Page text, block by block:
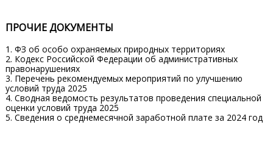
ПРОЧИЕ ДОКУМЕНТЫ
1. ФЗ об особо охраняемых природных территориях
2. Кодекс Российской Федерации об административных
правонарушениях
3. Перечень рекомендуемых мероприятий по улучшению
условий труда 2025
4. Сводная ведомость результатов проведения специальной
оценки условий труда 2025
5. Сведения о среднемесячной заработной плате за 2024 год